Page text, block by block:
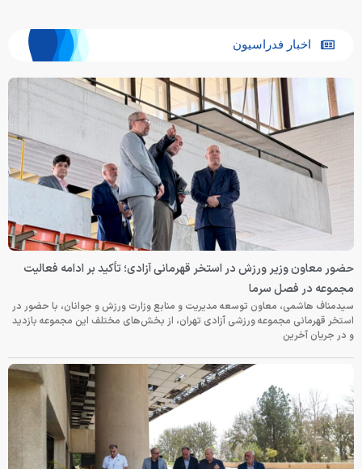
اخبار فدراسیون
حضور معاون وزیر ورزش در استخر قهرمانی آزادی؛ تأکید بر ادامه فعالیت
مجموعه در فصل سرما
سیدمناف هاشمی، معاون توسعه مدیریت و منابع وزارت ورزش و جوانان، با حضور در
استخر قهرمانی مجموعه ورزشی آزادی تهران، از بخش‌های مختلف این مجموعه بازدید
و در جریان آخرین